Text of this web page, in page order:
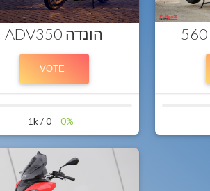
הונדה ADV350
0%
0 / 1k